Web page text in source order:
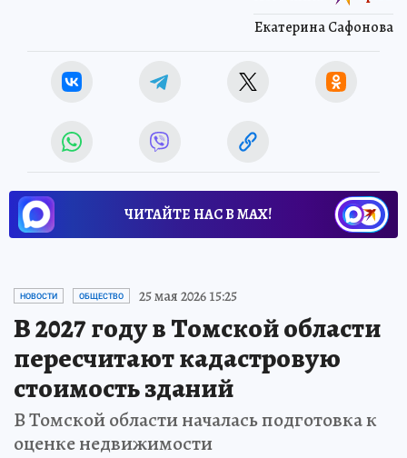
Екатерина Сафонова
ЧИТАЙТЕ НАС В МАХ!
НОВОСТИ ОБЩЕСТВО 25 мая 2026 15:25
В 2027 году в Томской области
пересчитают кадастровую
стоимость зданий
В Томской области началась подготовка к
оценке недвижимости